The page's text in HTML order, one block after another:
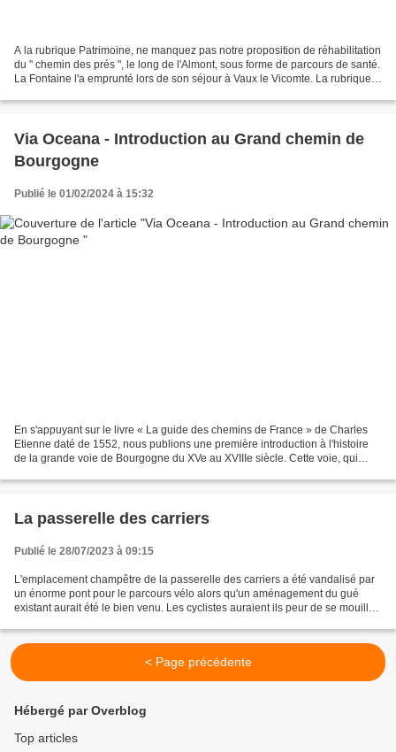
A la rubrique Patrimoine, ne manquez pas notre proposition de réhabilitation
du " chemin des prés ", le long de l'Almont, sous forme de parcours de santé.
La Fontaine l'a emprunté lors de son séjour à Vaux le Vicomte. La rubrique
Via Oceana - Introduction au Grand chemin de
Bourgogne
Publié le 01/02/2024 à 15:32
En s'appuyant sur le livre « La guide des chemins de France » de Charles
Etienne daté de 1552, nous publions une première introduction à l'histoire
de la grande voie de Bourgogne du XVe au XVIIIe siècle. Cette voie, qui
La passerelle des carriers
Publié le 28/07/2023 à 09:15
L'emplacement champêtre de la passerelle des carriers a été vandalisé par
un énorme pont pour le parcours vélo alors qu'un aménagement du gué
existant aurait été le bien venu. Les cyclistes auraient ils peur de se mouiller
< Page précédente
Hébergé par Overblog
Top articles